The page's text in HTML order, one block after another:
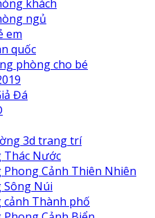
khách
ngủ
em
quốc
phòng cho bé
Đá
3d trang trí
Nước
Cảnh Thiên Nhiên
Núi
Thành phố